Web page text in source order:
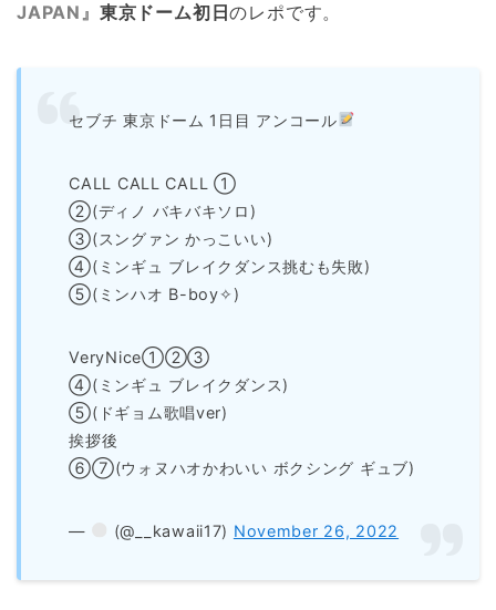
JAPAN』 東京ドーム初日のレポです。
セブチ 東京ドーム 1日目 アンコール
CALL CALL CALL ①
②(ディノ バキバキソロ)
③(スングァン かっこいい)
④(ミンギュ ブレイクダンス挑むも失敗)
⑤(ミンハオ B-boy✧︎)
VeryNice①②③
④(ミンギュ ブレイクダンス)
⑤(ドギョム歌唱ver)
挨拶後
⑥⑦(ウォヌハオかわいい ボクシング ギュブ)
— (@__kawaii17) November 26, 2022